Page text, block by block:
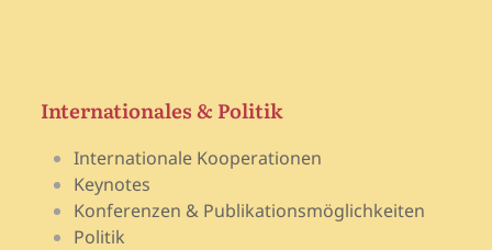
Internationales & Politik
Internationale Kooperationen
Keynotes
Konferenzen & Publikationsmöglichkeiten
Politik